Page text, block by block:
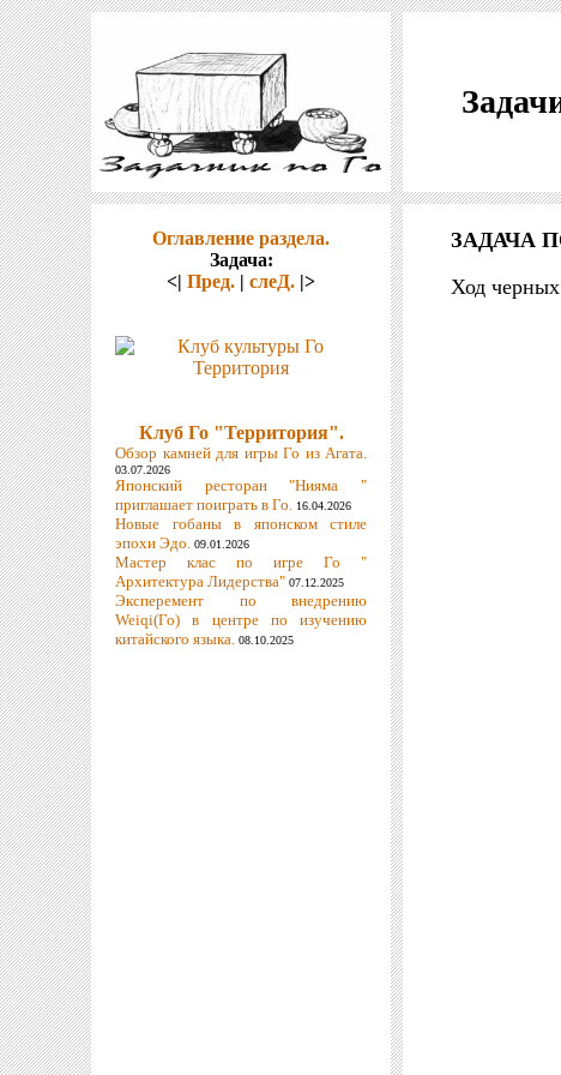
Оглавление раздела.
Задача:
<| Пред. | слеД. |>
Клуб Го "Территория".
Обзор камней для игры Го из Агата.
03.07.2026
Японский ресторан "Нияма "
приглашает поиграть в Го. 16.04.2026
Новые гобаны в японском стиле
эпохи Эдо. 09.01.2026
Мастер клас по игре Го "
Архитектура Лидерства" 07.12.2025
Эксперемент по внедрению
Weiqi(Го) в центре по изучению
китайского языка. 08.10.2025
ЗАДАЧА
Ход